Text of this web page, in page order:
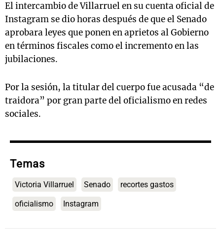
El intercambio de Villarruel en su cuenta oficial de
Instagram se dio horas después de que el Senado
aprobara leyes que ponen en aprietos al Gobierno
en términos fiscales como el incremento en las
jubilaciones.
Por la sesión, la titular del cuerpo fue acusada “de
traidora” por gran parte del oficialismo en redes
sociales.
Temas
Victoria Villarruel Senado recortes gastos
oficialismo Instagram